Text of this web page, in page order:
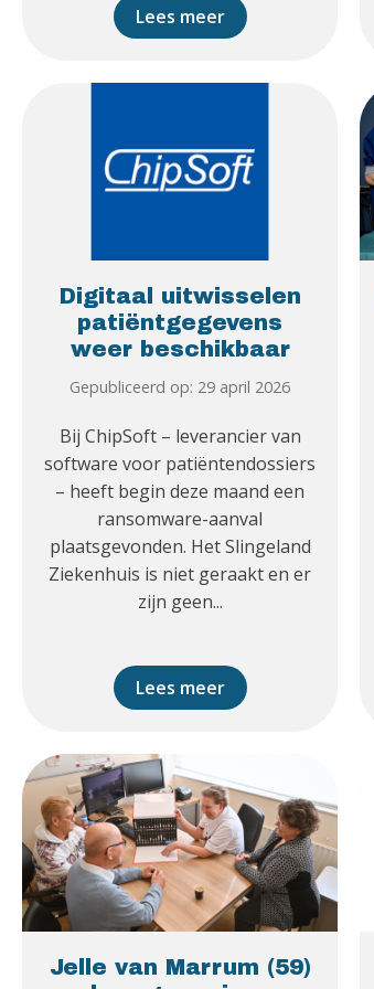
Lees meer
Digitaal uitwisselen
patiëntgegevens
weer beschikbaar
Gepubliceerd op: 29 april 2026
Bij ChipSoft – leverancier van
software voor patiëntendossiers
– heeft begin deze maand een
ransomware-aanval
plaatsgevonden. Het Slingeland
Ziekenhuis is niet geraakt en er
zijn geen...
Lees meer
Jelle van Marrum (59)